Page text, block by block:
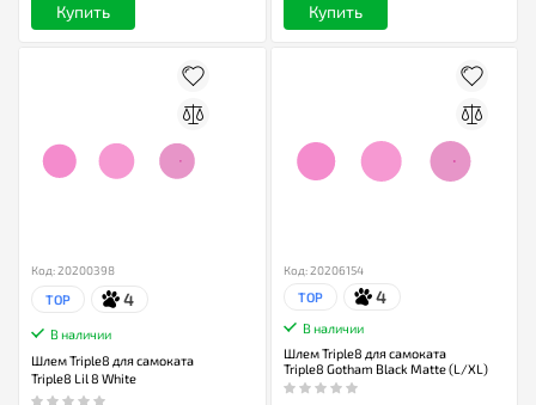
Купить Купить
Код: 20200398
TOP 4
В наличии
Шлем Triple8 для самоката
Triple8 Lil 8 White
Код: 20206154
TOP 4
В наличии
Шлем Triple8 для самоката
Triple8 Gotham Black Matte (L/XL)